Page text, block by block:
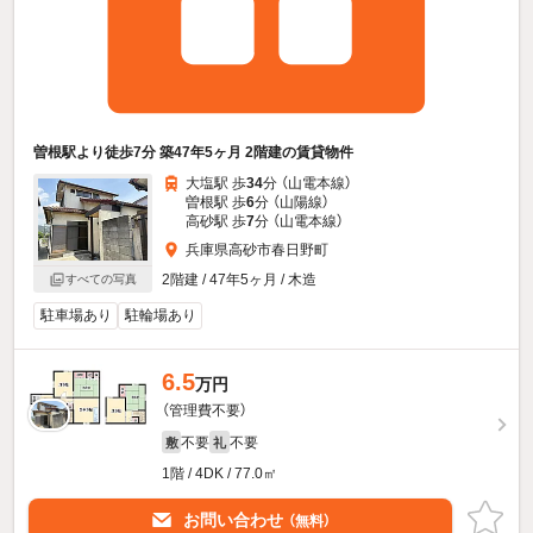
曽根駅より徒歩7分 築47年5ヶ月 2階建の賃貸物件
すべての写真
大塩駅 歩34分 （山電本線）
曽根駅 歩6分 （山陽線）
高砂駅 歩7分 （山電本線）
兵庫県高砂市春日野町
2階建 / 47年5ヶ月 / 木造
駐車場あり 駐輪場あり
6.5万円
（管理費不要）
敷 不要 礼 不要
1階 / 4DK / 77.0㎡
お問い合わせ （無料）